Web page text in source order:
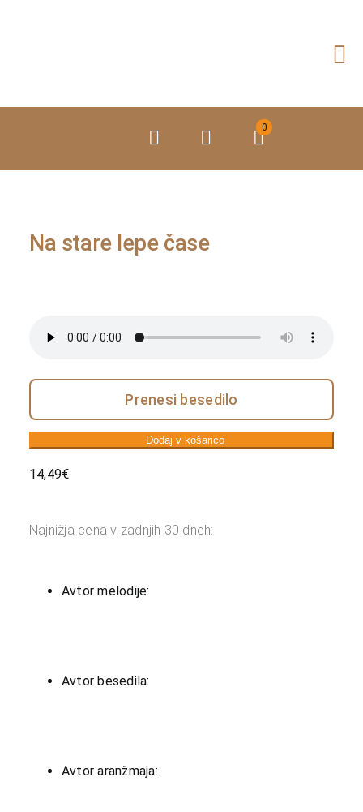
0
Na stare lepe čase
Prenesi besedilo
Dodaj v košarico
14,49€
Najnižja cena v zadnjih 30 dneh:
Avtor melodije:
Avtor besedila:
Avtor aranžmaja: